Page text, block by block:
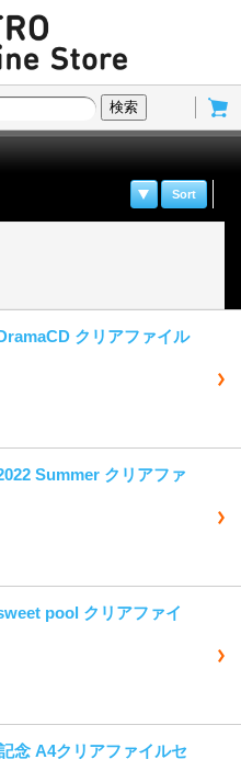
検索
Sort
クリアファイル
Summer クリアファ
pool クリアファイ
念 A4クリアファイルセ